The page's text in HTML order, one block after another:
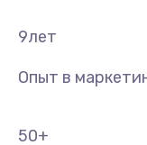
9лет
Опыт в
50+